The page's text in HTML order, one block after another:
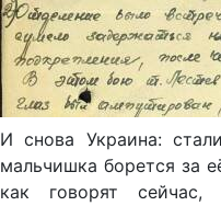
И снова Украина:
мальчишка борется за
как говорят сейчас,